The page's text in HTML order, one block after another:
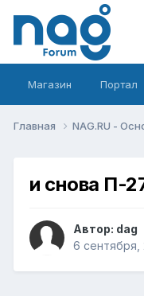
Магазин Портал
Главная NAG.RU -
и снова П-
Автор: dag
6 сентября,